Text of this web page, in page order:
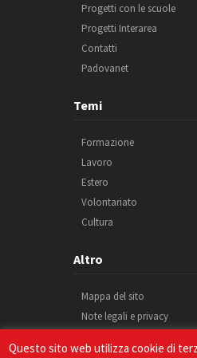
Progetti con le scuole
Progetti Interarea
Contatti
Padovanet
Temi
Formazione
Lavoro
Estero
Volontariato
Cultura
Altro
Mappa del sito
Note legali e privacy
Questo sito web utilizza cookie di